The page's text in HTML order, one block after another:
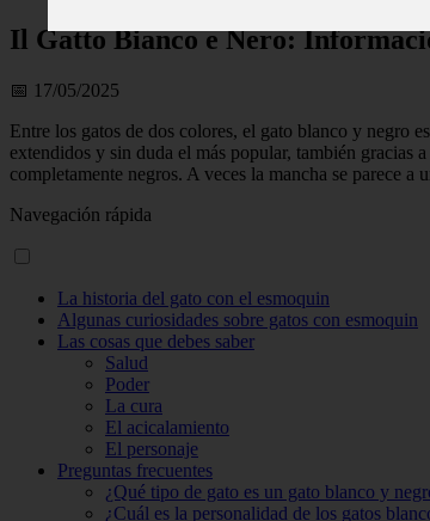
Il Gatto Bianco e Nero:
📅 17/05/2025
Entre los gatos de dos colores, el gato blanco y negro
extendidos y sin duda el más popular, también gracias
completamente negros. A veces la mancha se parece a
Navegación rápida
La historia del gato con el esmoquin
Algunas curiosidades sobre gatos con esmoquin
Las cosas que debes saber
Salud
Poder
La cura
El acicalamiento
El personaje
Preguntas frecuentes
¿Qué tipo de gato es un gato blanco y
¿Cuál es la personalidad de los gatos